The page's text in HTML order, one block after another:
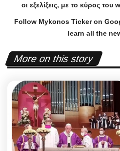
οι εξελίξεις, με το κύρος του
Follow Mykonos Ticker on
learn all the
More on this story